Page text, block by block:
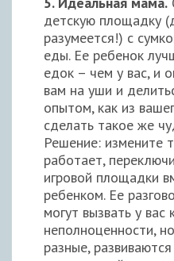
детскую площадку
разумеется!) с
еды. Ее ребенок
едок – чем у вас, и
вам на уши и
опытом, как из
сделать такое же
Решение: измените
работает,
игровой площадки
ребенком. Ее
могут вызвать у вас
неполноценности,
разные,